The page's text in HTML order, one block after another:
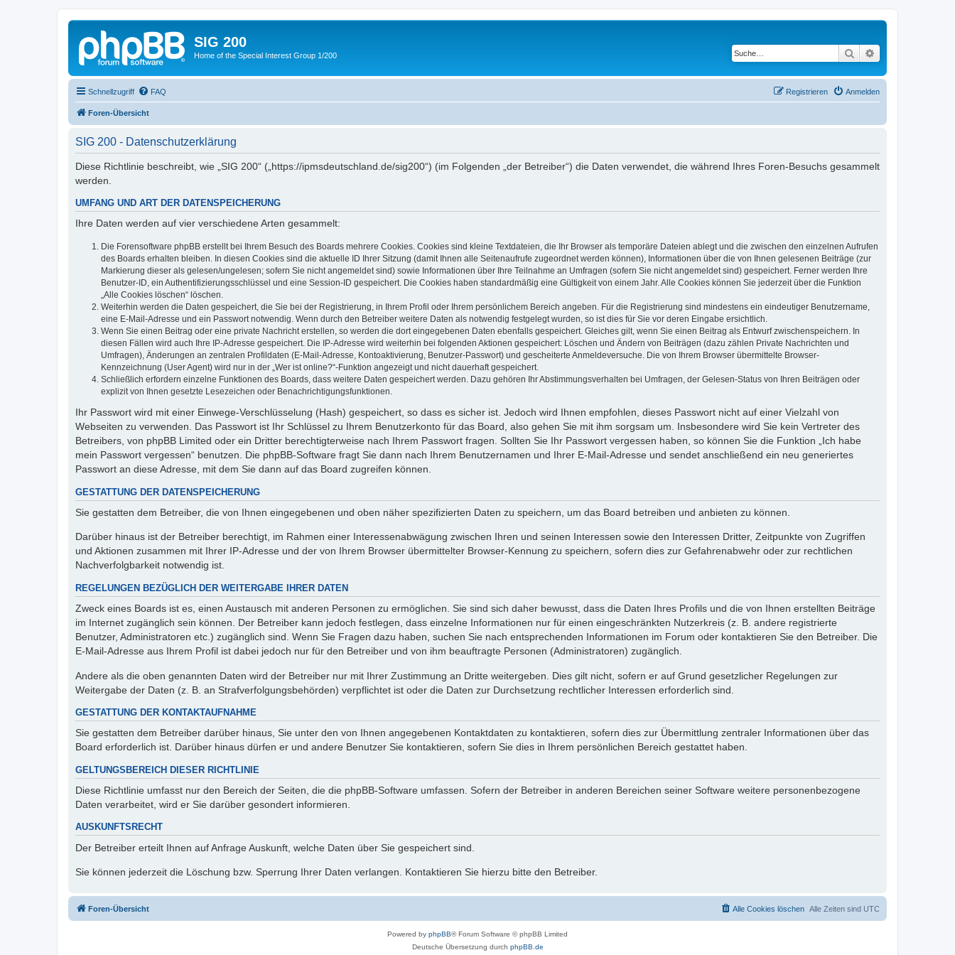
SIG 200
Home of the Special Interest Group 1/200 Suche
Schnellzugriff FAQ Anmelden
Registrieren
Foren-Übersicht
SIG 200 - Datenschutzerklärung
Diese Richtlinie beschreibt, wie „SIG 200“ („https://ipmsdeutschland.de/sig200“) (im Folgenden „der Betreiber“) die Daten verwendet, die während Ihres Foren-Besuchs gesammelt
werden.
UMFANG UND ART DER DATENSPEICHERUNG
Ihre Daten werden auf vier verschiedene Arten gesammelt:
Die Forensoftware phpBB erstellt bei Ihrem Besuch des Boards mehrere Cookies. Cookies sind kleine Textdateien, die Ihr Browser als temporäre Dateien ablegt und die zwischen den einzelnen Aufrufen
des Boards erhalten bleiben. In diesen Cookies sind die aktuelle ID Ihrer Sitzung (damit Ihnen alle Seitenaufrufe zugeordnet werden können), Informationen über die von Ihnen gelesenen Beiträge (zur
Markierung dieser als gelesen/ungelesen; sofern Sie nicht angemeldet sind) sowie Informationen über Ihre Teilnahme an Umfragen (sofern Sie nicht angemeldet sind) gespeichert. Ferner werden Ihre
Benutzer-ID, ein Authentifizierungsschlüssel und eine Session-ID gespeichert. Die Cookies haben standardmäßig eine Gültigkeit von einem Jahr. Alle Cookies können Sie jederzeit über die Funktion
„Alle Cookies löschen“ löschen.
Weiterhin werden die Daten gespeichert, die Sie bei der Registrierung, in Ihrem Profil oder Ihrem persönlichem Bereich angeben. Für die Registrierung sind mindestens ein eindeutiger Benutzername,
eine E-Mail-Adresse und ein Passwort notwendig. Wenn durch den Betreiber weitere Daten als notwendig festgelegt wurden, so ist dies für Sie vor deren Eingabe ersichtlich.
Wenn Sie einen Beitrag oder eine private Nachricht erstellen, so werden die dort eingegebenen Daten ebenfalls gespeichert. Gleiches gilt, wenn Sie einen Beitrag als Entwurf zwischenspeichern. In
diesen Fällen wird auch Ihre IP-Adresse gespeichert. Die IP-Adresse wird weiterhin bei folgenden Aktionen gespeichert: Löschen und Ändern von Beiträgen (dazu zählen Private Nachrichten und
Umfragen), Änderungen an zentralen Profildaten (E-Mail-Adresse, Kontoaktivierung, Benutzer-Passwort) und gescheiterte Anmeldeversuche. Die von Ihrem Browser übermittelte Browser-
Kennzeichnung (User Agent) wird nur in der „Wer ist online?“-Funktion angezeigt und nicht dauerhaft gespeichert.
Schließlich erfordern einzelne Funktionen des Boards, dass weitere Daten gespeichert werden. Dazu gehören Ihr Abstimmungsverhalten bei Umfragen, der Gelesen-Status von Ihren Beiträgen oder
explizit von Ihnen gesetzte Lesezeichen oder Benachrichtigungsfunktionen.
Ihr Passwort wird mit einer Einwege-Verschlüsselung (Hash) gespeichert, so dass es sicher ist. Jedoch wird Ihnen empfohlen, dieses Passwort nicht auf einer Vielzahl von
Webseiten zu verwenden. Das Passwort ist Ihr Schlüssel zu Ihrem Benutzerkonto für das Board, also gehen Sie mit ihm sorgsam um. Insbesondere wird Sie kein Vertreter des
Betreibers, von phpBB Limited oder ein Dritter berechtigterweise nach Ihrem Passwort fragen. Sollten Sie Ihr Passwort vergessen haben, so können Sie die Funktion „Ich habe
mein Passwort vergessen“ benutzen. Die phpBB-Software fragt Sie dann nach Ihrem Benutzernamen und Ihrer E-Mail-Adresse und sendet anschließend ein neu generiertes
Passwort an diese Adresse, mit dem Sie dann auf das Board zugreifen können.
GESTATTUNG DER DATENSPEICHERUNG
Sie gestatten dem Betreiber, die von Ihnen eingegebenen und oben näher spezifizierten Daten zu speichern, um das Board betreiben und anbieten zu können.
Darüber hinaus ist der Betreiber berechtigt, im Rahmen einer Interessenabwägung zwischen Ihren und seinen Interessen sowie den Interessen Dritter, Zeitpunkte von Zugriffen
und Aktionen zusammen mit Ihrer IP-Adresse und der von Ihrem Browser übermittelter Browser-Kennung zu speichern, sofern dies zur Gefahrenabwehr oder zur rechtlichen
Nachverfolgbarkeit notwendig ist.
REGELUNGEN BEZÜGLICH DER WEITERGABE IHRER DATEN
Zweck eines Boards ist es, einen Austausch mit anderen Personen zu ermöglichen. Sie sind sich daher bewusst, dass die Daten Ihres Profils und die von Ihnen erstellten Beiträge
im Internet zugänglich sein können. Der Betreiber kann jedoch festlegen, dass einzelne Informationen nur für einen eingeschränkten Nutzerkreis (z. B. andere registrierte
Benutzer, Administratoren etc.) zugänglich sind. Wenn Sie Fragen dazu haben, suchen Sie nach entsprechenden Informationen im Forum oder kontaktieren Sie den Betreiber. Die
E-Mail-Adresse aus Ihrem Profil ist dabei jedoch nur für den Betreiber und von ihm beauftragte Personen (Administratoren) zugänglich.
Andere als die oben genannten Daten wird der Betreiber nur mit Ihrer Zustimmung an Dritte weitergeben. Dies gilt nicht, sofern er auf Grund gesetzlicher Regelungen zur
Weitergabe der Daten (z. B. an Strafverfolgungsbehörden) verpflichtet ist oder die Daten zur Durchsetzung rechtlicher Interessen erforderlich sind.
GESTATTUNG DER KONTAKTAUFNAHME
Sie gestatten dem Betreiber darüber hinaus, Sie unter den von Ihnen angegebenen Kontaktdaten zu kontaktieren, sofern dies zur Übermittlung zentraler Informationen über das
Board erforderlich ist. Darüber hinaus dürfen er und andere Benutzer Sie kontaktieren, sofern Sie dies in Ihrem persönlichen Bereich gestattet haben.
GELTUNGSBEREICH DIESER RICHTLINIE
Diese Richtlinie umfasst nur den Bereich der Seiten, die die phpBB-Software umfassen. Sofern der Betreiber in anderen Bereichen seiner Software weitere personenbezogene
Daten verarbeitet, wird er Sie darüber gesondert informieren.
AUSKUNFTSRECHT
Der Betreiber erteilt Ihnen auf Anfrage Auskunft, welche Daten über Sie gespeichert sind.
Sie können jederzeit die Löschung bzw. Sperrung Ihrer Daten verlangen. Kontaktieren Sie hierzu bitte den Betreiber.
Foren-Übersicht Alle Zeiten sind UTC
Alle Cookies löschen
Powered by phpBB® Forum Software © phpBB Limited
Deutsche Übersetzung durch phpBB.de